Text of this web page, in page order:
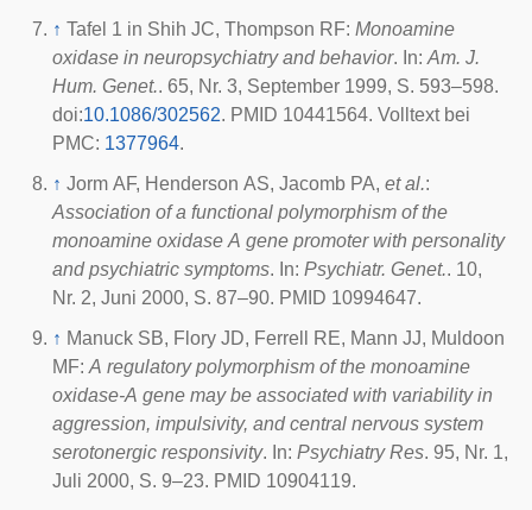
↑ Tafel 1 in Shih JC, Thompson RF: Monoamine
oxidase in neuropsychiatry and behavior
. In: Am. J.
Hum. Genet.. 65, Nr. 3, September 1999, S. 593–598.
doi:10.1086/302562. PMID 10441564. Volltext bei
PMC: 1377964.
↑ Jorm AF, Henderson AS, Jacomb PA, et al.:
Association of a functional polymorphism of the
monoamine oxidase A gene promoter with personality
and psychiatric symptoms
. In: Psychiatr. Genet.. 10,
Nr. 2, Juni 2000, S. 87–90. PMID 10994647.
↑ Manuck SB, Flory JD, Ferrell RE, Mann JJ, Muldoon
MF: A regulatory polymorphism of the monoamine
oxidase-A gene may be associated with variability in
aggression, impulsivity, and central nervous system
serotonergic responsivity
. In: Psychiatry Res. 95, Nr. 1,
Juli 2000, S. 9–23. PMID 10904119.